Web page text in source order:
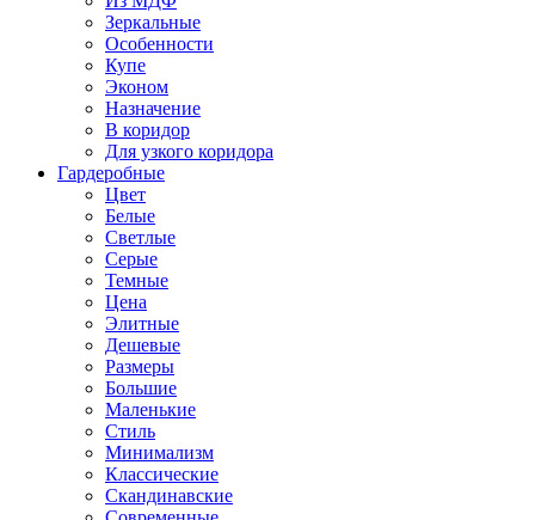
Зеркальные
Особенности
Купе
Эконом
Назначение
В коридор
Для узкого коридора
Гардеробные
Цвет
Белые
Светлые
Серые
Темные
Цена
Элитные
Дешевые
Размеры
Большие
Маленькие
Стиль
Минимализм
Классические
Скандинавские